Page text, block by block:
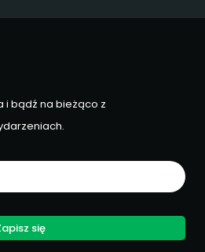
i bądź na bieżąco z
się